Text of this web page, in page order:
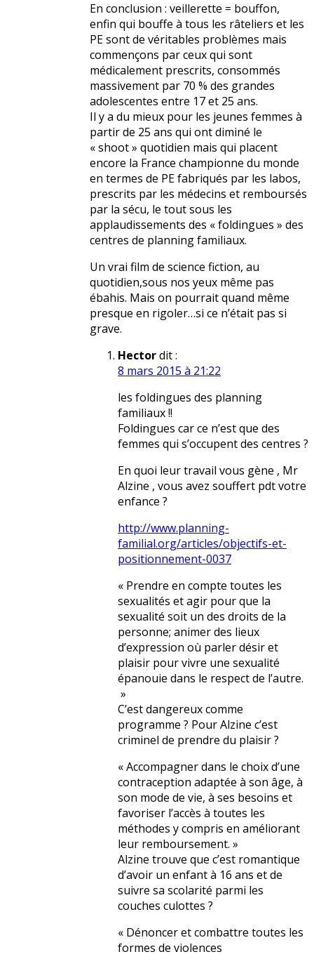
En conclusion : veillerette = bouffon,
enfin qui bouffe à tous les râteliers et les
PE sont de véritables problèmes mais
commençons par ceux qui sont
médicalement prescrits, consommés
massivement par 70 % des grandes
adolescentes entre 17 et 25 ans.
Il y a du mieux pour les jeunes femmes à
partir de 25 ans qui ont diminé le
« shoot » quotidien mais qui placent
encore la France championne du monde
en termes de PE fabriqués par les labos,
prescrits par les médecins et remboursés
par la sécu, le tout sous les
applaudissements des « foldingues » des
centres de planning familiaux.
Un vrai film de science fiction, au
quotidien,sous nos yeux même pas
ébahis. Mais on pourrait quand même
presque en rigoler…si ce n’était pas si
grave.
Hectordit :
8 mars 2015 à 21:22
les foldingues des planning
familiaux !!
Foldingues car ce n’est que des
femmes qui s’occupent des centres ?
En quoi leur travail vous gène , Mr
Alzine , vous avez souffert pdt votre
enfance ?
http://www.planning-
familial.org/articles/objectifs-et-
positionnement-0037
« Prendre en compte toutes les
sexualités et agir pour que la
sexualité soit un des droits de la
personne; animer des lieux
d’expression où parler désir et
plaisir pour vivre une sexualité
épanouie dans le respect de l’autre.
»
C’est dangereux comme
programme ? Pour Alzine c’est
criminel de prendre du plaisir ?
« Accompagner dans le choix d’une
contraception adaptée à son âge, à
son mode de vie, à ses besoins et
favoriser l’accès à toutes les
méthodes y compris en améliorant
leur remboursement. »
Alzine trouve que c’est romantique
d’avoir un enfant à 16 ans et de
suivre sa scolarité parmi les
couches culottes ?
« Dénoncer et combattre toutes les
formes de violences